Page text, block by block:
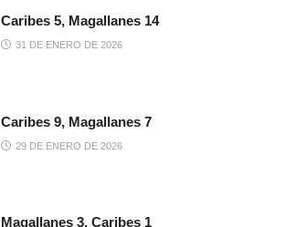
Caribes 5, Magallanes 14
31 DE ENERO DE 2026
Caribes 9, Magallanes 7
29 DE ENERO DE 2026
Magallanes 3, Caribes 1